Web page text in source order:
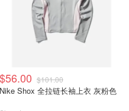
$56.00 $101.00
Nike Shox 全拉链长袖上衣 灰粉色